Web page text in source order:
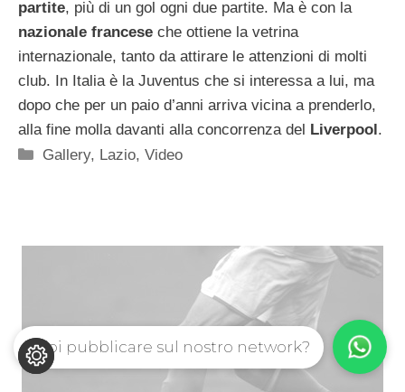
partite, più di un gol ogni due partite. Ma è con la
nazionale francese che ottiene la vetrina
internazionale, tanto da attirare le attenzioni di molti
club. In Italia è la Juventus che si interessa a lui, ma
dopo che per un paio d’anni arriva vicina a prenderlo,
alla fine molla davanti alla concorrenza del Liverpool.
Categorie
Gallery, Lazio,Video
Vuoi pubblicare sul nostro network?